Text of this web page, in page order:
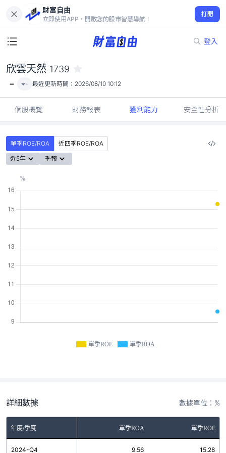
財富自由
立即使用APP，開啟您的股市智慧導航！
打開
登入
-
欣雲天然 1739
- - 最近更新時間： 2026/08/10 10:12
個股概覽 財務報表 獲利能力 安全性分析
單季ROE/ROA
近四季ROE/ROA
近5年
季報
單季ROE 單季ROA
詳細數據 數據單位：%
年度/季度 單季ROA 單季ROE
2024-Q4 9.56 15.28